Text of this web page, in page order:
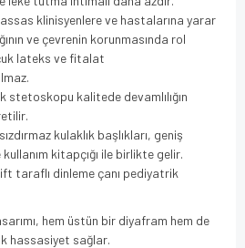
klinisyenlere ve hastalarına yarar
ve çevrenin korunmasında rol
lateks ve fitalat
stetoskopu kalitede devamlılığın
kulaklık başlıkları, geniş
kitapçığı ile birlikte gelir.
taraflı dinleme çanı pediyatrik
hem üstün bir diyafram hem de
hassasiyet sağlar.